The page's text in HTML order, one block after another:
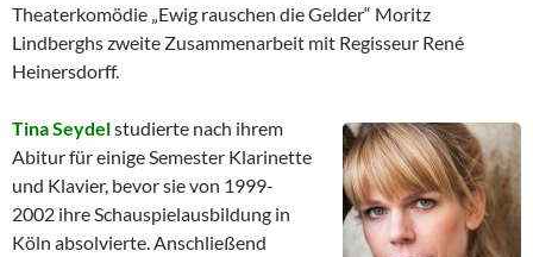
Theaterkomödie „Ewig rauschen die Gelder“ Moritz
Lindberghs zweite Zusammenarbeit mit Regisseur René
Heinersdorff.
Tina Seydelstudierte nach ihrem
Abitur für einige Semester Klarinette
und Klavier, bevor sie von 1999-
2002 ihre Schauspielausbildung in
Köln absolvierte. Anschließend